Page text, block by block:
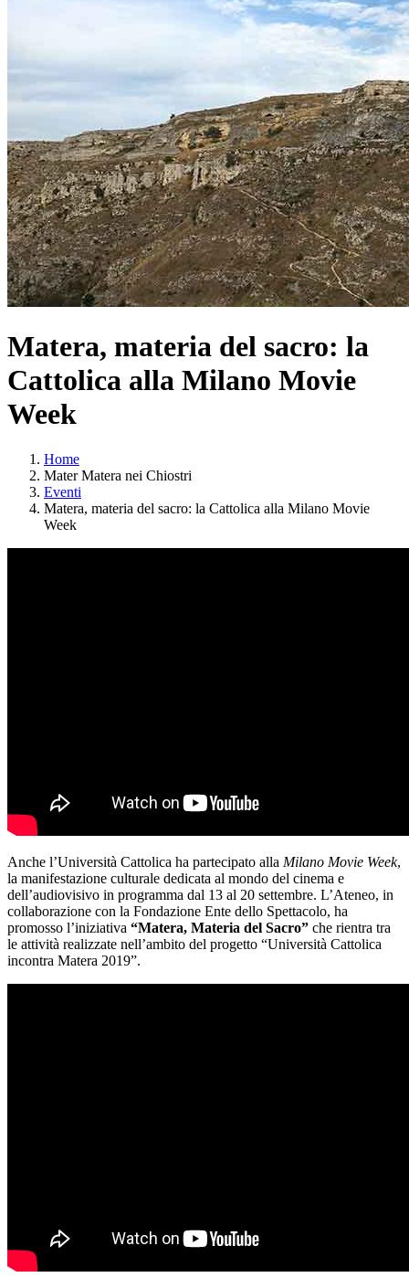
Matera, materia del sacro: la
Cattolica alla Milano Movie
Week
Home
Mater Matera nei Chiostri
Eventi
Matera, materia del sacro: la Cattolica alla Milano Movie
Week
Anche l’Università Cattolica ha partecipato alla Milano Movie Week,
la manifestazione culturale dedicata al mondo del cinema e
dell’audiovisivo in programma dal 13 al 20 settembre. L’Ateneo, in
collaborazione con la Fondazione Ente dello Spettacolo, ha
promosso l’iniziativa “Matera, Materia del Sacro” che rientra tra
le attività realizzate nell’ambito del progetto “Università Cattolica
incontra Matera 2019”.